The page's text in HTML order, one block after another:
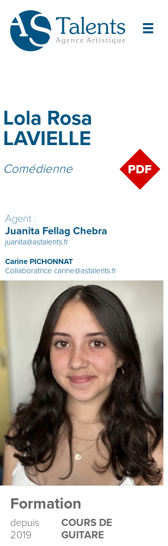
Lola Rosa
LAVIELLE
Comédienne
Agent :
Juanita Fellag Chebra
juanita@astalents.fr
Carine PICHONNAT
Collaboratrice carine@astalents.fr
Formation
depuis
2019
COURS DE
GUITARE